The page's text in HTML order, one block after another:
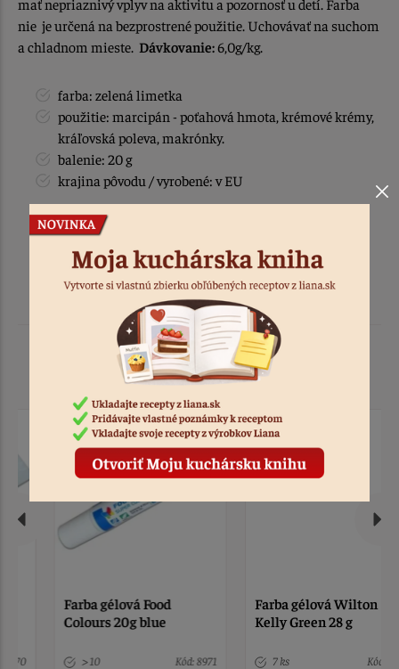
nie je určená na bezprostrené použitie. Uchovávať na suchom
a chladnom mieste. Dávkovanie:6,0g/kg.
farba: zelená limetka
použitie: marcipán - poťahová hmota, krémové krémy,
kráľovská poleva, makrónky.
balenie: 20 g
krajina pôvodu / vyrobené: v EU
Podobné produkty
Farba gélová Food
Colours 20g blue
> 10 Kód: 8971
Farba gélová Wilton
Kelly Green 28 g
7 ks Kód: 8113